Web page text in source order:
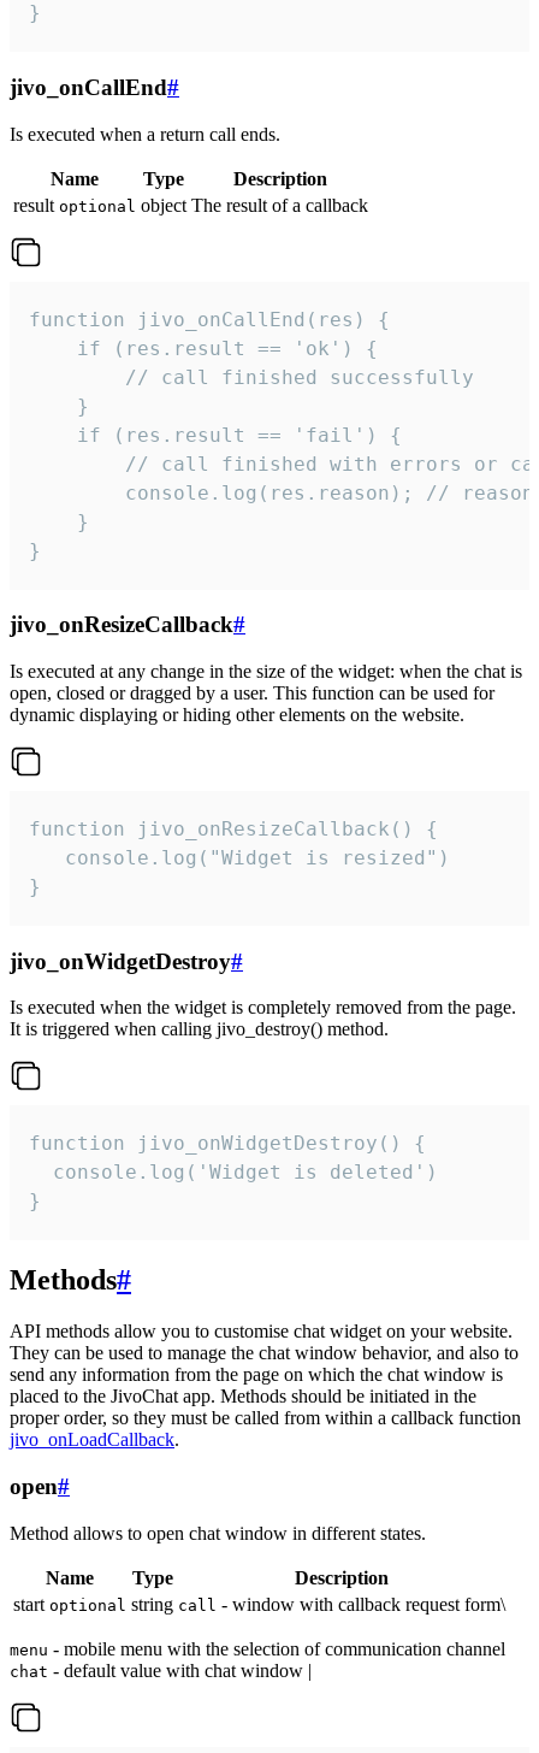
}
jivo_onCallEnd#
Is executed when a return call ends.
Name Type
Description
result optional object The result of a callback
function jivo_onCallEnd(res) {
    if (res.result == 'ok') {
        // call finished successfully
    }
    if (res.result == 'fail') {
// call finished with errors or
console.log(res.reason); //
    }
}
jivo_onResizeCallback#
Is executed at any change in the size of the widget: when the chat is
open, closed or dragged by a user. This function can be used for
dynamic displaying or hiding other elements on the website.
function jivo_onResizeCallback() {
   console.log("Widget is resized")
}
jivo_onWidgetDestroy#
Is executed when the widget is completely removed from the page.
It is triggered when calling jivo_destroy() method.
function jivo_onWidgetDestroy() {
  console.log('Widget is deleted')
}
Methods#
API methods allow you to customise chat widget on your website.
They can be used to manage the chat window behavior, and also to
send any information from the page on which the chat window is
placed to the JivoChat app. Methods should be initiated in the
proper order, so they must be called from within a callback function
jivo_onLoadCallback.
open#
Method allows to open chat window in different states.
Name Type
Description
start optional string call - window with callback request form\
menu - mobile menu with the selection of communication channel
chat - default value with chat window |